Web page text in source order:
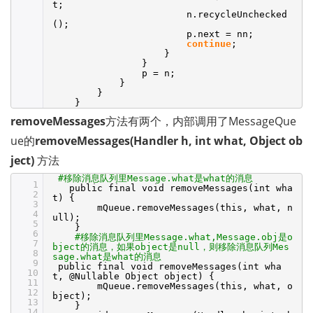
t;
n.recycleUnchecked
();
p.next = nn;
continue ;
}
}
p = n;
}
}
}
removeMessages方法有两个，内部调用了MessageQue
ue的removeMessages(Handler h, int what, Object ob
ject) 方法
1
2
3
4
5
6
7
8
9
10
11
12
13
#移除消息队列里Message.what是what的消息
public final void removeMessages(int wha
t) {
mQueue.removeMessages(this, what, n
ull);
}
#移除消息队列里Message.what,Message.obj是o
bject的消息，如果object是null，则移除消息队列Mes
sage.what是what的消息
public final void removeMessages(int wha
t, @Nullable Object object) {
mQueue.removeMessages(this, what, o
bject);
}